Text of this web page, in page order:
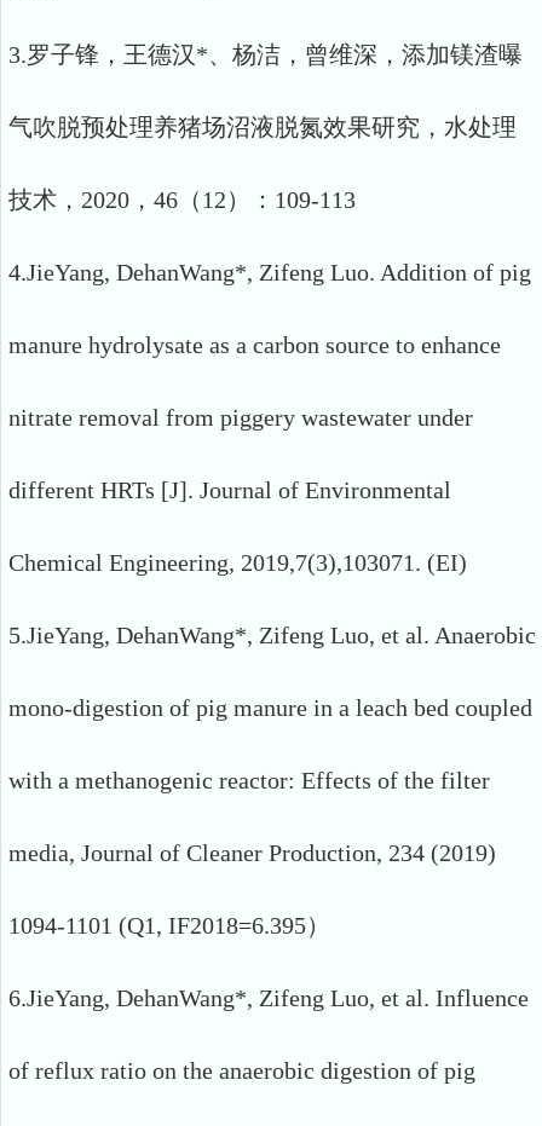
3.罗子锋，王德汉*、杨洁，曾维深，添加镁渣曝
气吹脱预处理养猪场沼液脱氮效果研究，水处理
技术，2020，46（12）：109-113
4.JieYang, DehanWang*, Zifeng Luo. Addition of pig
manure hydrolysate as a carbon source to enhance
nitrate removal from piggery wastewater under
different HRTs [J]. Journal of Environmental
Chemical Engineering, 2019,7(3),103071. (EI)
5.JieYang, DehanWang*, Zifeng Luo, et al. Anaerobic
mono-digestion of pig manure in a leach bed coupled
with a methanogenic reactor: Effects of the filter
media, Journal of Cleaner Production, 234 (2019)
1094-1101 (Q1, IF2018=6.395）
6.JieYang, DehanWang*, Zifeng Luo, et al. Influence
of reflux ratio on the anaerobic digestion of pig